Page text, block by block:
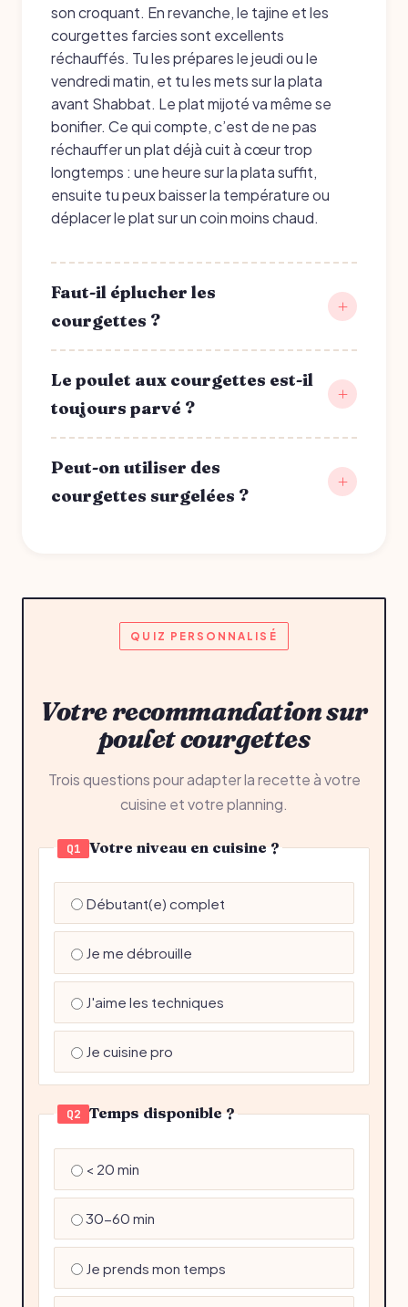
son croquant. En revanche, le tajine et les
courgettes farcies sont excellents
réchauffés. Tu les prépares le jeudi ou le
vendredi matin, et tu les mets sur la plata
avant Shabbat. Le plat mijoté va même se
bonifier. Ce qui compte, c’est de ne pas
réchauffer un plat déjà cuit à cœur trop
longtemps : une heure sur la plata suffit,
ensuite tu peux baisser la température ou
déplacer le plat sur un coin moins chaud.
Faut-il éplucher les
courgettes ?
Le poulet aux courgettes est-il
toujours parvé ?
Peut-on utiliser des
courgettes surgelées ?
QUIZ PERSONNALISÉ
Votre recommandation sur
poulet courgettes
Trois questions pour adapter la recette à votre
cuisine et votre planning.
Q1 Votre niveau en cuisine ?
Débutant(e) complet
Je me débrouille
J'aime les techniques
Je cuisine pro
Q2 Temps disponible ?
< 20 min
30-60 min
Je prends mon temps